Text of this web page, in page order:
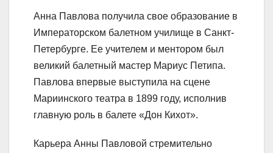
Анна Павлова получила свое образование в
Императорском балетном училище в Санкт-
Петербурге. Ее учителем и ментором был
великий балетный мастер Мариус Петипа.
Павлова впервые выступила на сцене
Мариинского театра в 1899 году, исполнив
главную роль в балете «Дон Кихот».
Карьера Анны Павловой стремительно